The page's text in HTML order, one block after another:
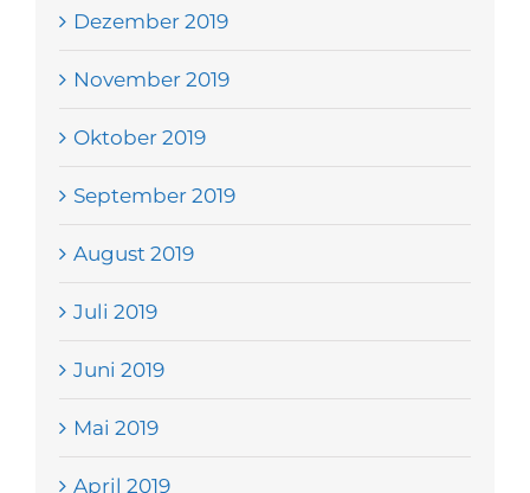
Dezember 2019
November 2019
Oktober 2019
September 2019
August 2019
Juli 2019
Juni 2019
Mai 2019
April 2019